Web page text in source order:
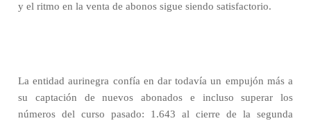
y el ritmo en la venta de abonos sigue siendo satisfactorio.
La entidad aurinegra confía en dar todavía un empujón más a
su captación de nuevos abonados e incluso superar los
números del curso pasado: 1.643 al cierre de la segunda